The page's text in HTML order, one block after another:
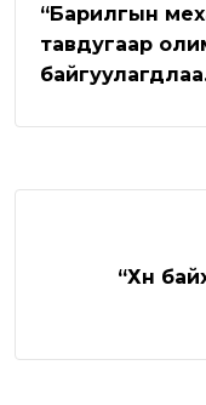
e
“Барилгын
тавдугаар
“Хүн